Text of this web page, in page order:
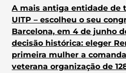
A mais antiga entidade de
UITP – escolheu o seu
Barcelona, em 4 de junho
decisão histórica: eleger
primeira mulher a
veterana organização de